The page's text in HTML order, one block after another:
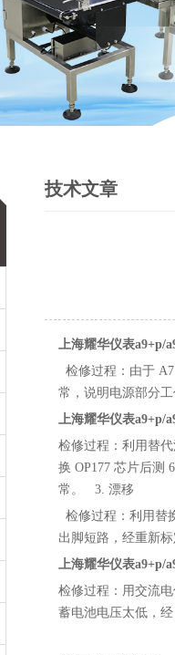
技术文章
上海耀华仪表a9+p/
检修过程：由于
常，说明电源部分
上海耀华仪表a9+p/
检修过程：利用替
换 OP177 芯片后测
常。 3. 漂移
检修过程：利用替
出脚短路，经重新
上海耀华仪表a9+p/
检修过程：用交流
蓄电池电压太低，